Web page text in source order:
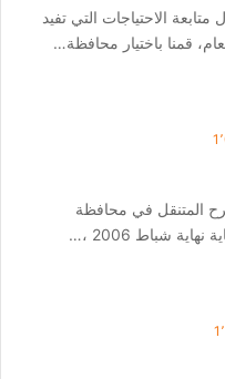
الاحتياجات التي تفيد
قمنا باختيار محافظة…
1_أنطلق المسرح المتنقل في محافظة